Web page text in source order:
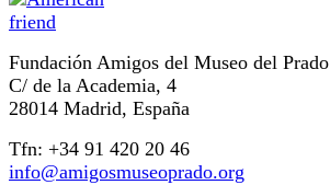
Fundación Amigos del Museo del Prado
C/ de la Academia, 4
28014 Madrid, España
Tfn: +34 91 420 20 46
info@amigosmuseoprado.org